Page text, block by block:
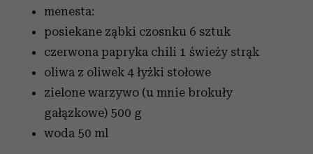
menesta:
posiekane ząbki czosnku 6 sztuk
czerwona papryka chili 1 świeży strąk
oliwa z oliwek 4 łyżki stołowe
zielone warzywo (u mnie brokuły
gałązkowe) 500 g
woda 50 ml